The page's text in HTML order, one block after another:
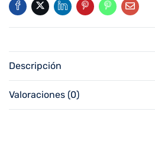
Descripción
Valoraciones (0)